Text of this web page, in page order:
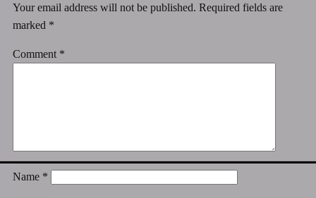
Your email address will not be published. Required fields are
marked *
Comment *
Name *